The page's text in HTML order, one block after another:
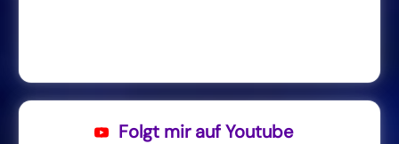
Folgt mir auf Youtube